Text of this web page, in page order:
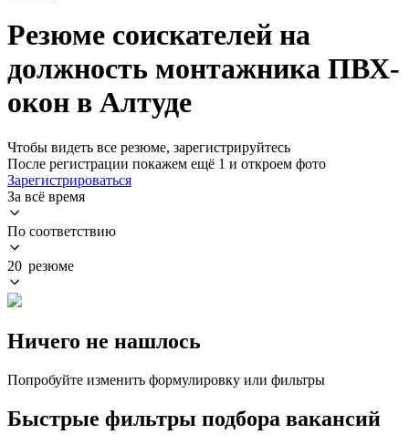
Резюме соискателей на
должность монтажника ПВХ-
окон в Алтуде
Чтобы видеть все резюме, зарегистрируйтесь
После регистрации покажем ещё 1 и откроем фото
Зарегистрироваться
За всё время
По соответствию
20 резюме
Ничего не нашлось
Попробуйте изменить формулировку или фильтры
Быстрые фильтры подбора вакансий